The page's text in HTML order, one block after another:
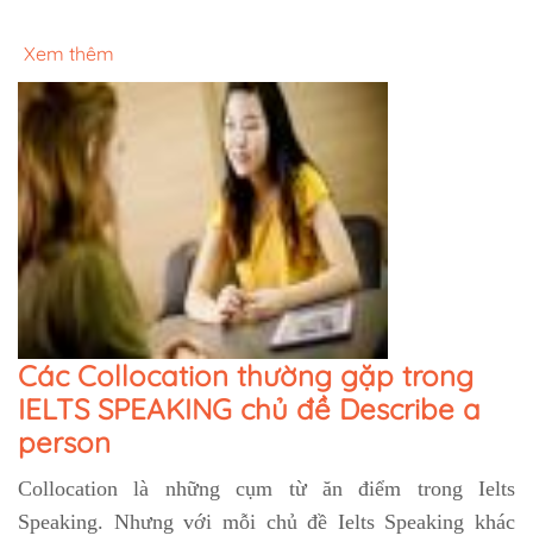
Xem thêm
Các Collocation thường gặp trong
IELTS SPEAKING chủ đề Describe a
person
Collocation là những cụm từ ăn điểm trong Ielts
Speaking. Nhưng với mỗi chủ đề Ielts Speaking khác